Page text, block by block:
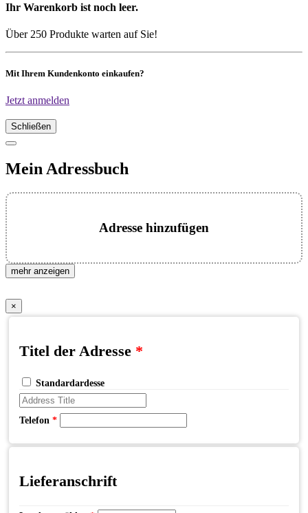
Ihr Warenkorb ist noch leer.
Über 250 Produkte warten auf Sie!
Mit Ihrem Kundenkonto einkaufen?
Jetzt anmelden
Schließen
Mein Adressbuch
Adresse hinzufügen
mehr anzeigen
×
Titel der Adresse *
Standardardesse
Telefon *
Lieferanschrift